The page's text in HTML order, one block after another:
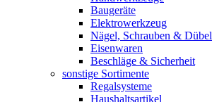
Baugeräte
Elektrowerkzeug
Nägel, Schrauben & Dübel
Eisenwaren
Beschläge & Sicherheit
sonstige Sortimente
Regalsysteme
Haushaltsartikel